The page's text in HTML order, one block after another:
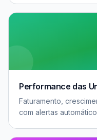
Performance das
Faturamento,
com alertas